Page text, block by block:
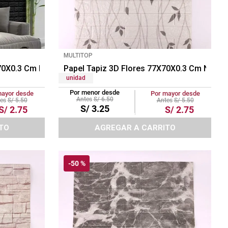
Cm Negro
desde
S/ 5.50
2.75
MULTITOP
Papel Tapiz 3D Flores 77X70X0.3 Cm Negro
unidad
Por menor desde
S/ 6.50
S/ 3.25
Por mayor desde
S/ 5.50
S/ 2.75
AGREGAR A CARRITO
-50 %